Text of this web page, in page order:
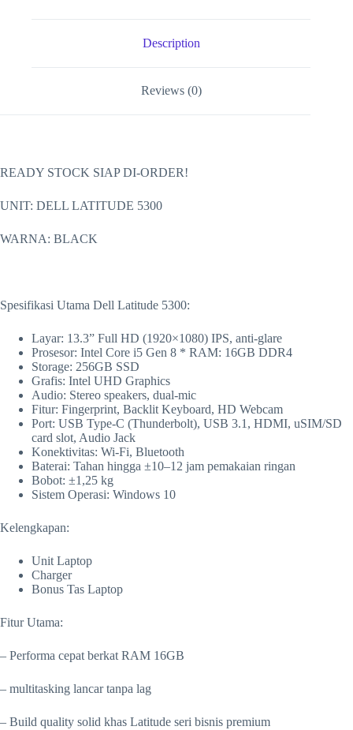
Description
Reviews (0)
READY STOCK SIAP DI-ORDER!
UNIT: DELL LATITUDE 5300
WARNA: BLACK
Spesifikasi Utama Dell Latitude 5300:
Layar: 13.3” Full HD (1920×1080) IPS, anti-glare
Prosesor: Intel Core i5 Gen 8 * RAM: 16GB DDR4
Storage: 256GB SSD
Grafis: Intel UHD Graphics
Audio: Stereo speakers, dual-mic
Fitur: Fingerprint, Backlit Keyboard, HD Webcam
Port: USB Type-C (Thunderbolt), USB 3.1, HDMI, uSIM/SD
card slot, Audio Jack
Konektivitas: Wi-Fi, Bluetooth
Baterai: Tahan hingga ±10–12 jam pemakaian ringan
Bobot: ±1,25 kg
Sistem Operasi: Windows 10
Kelengkapan:
Unit Laptop
Charger
Bonus Tas Laptop
Fitur Utama:
– Performa cepat berkat RAM 16GB
– multitasking lancar tanpa lag
– Build quality solid khas Latitude seri bisnis premium